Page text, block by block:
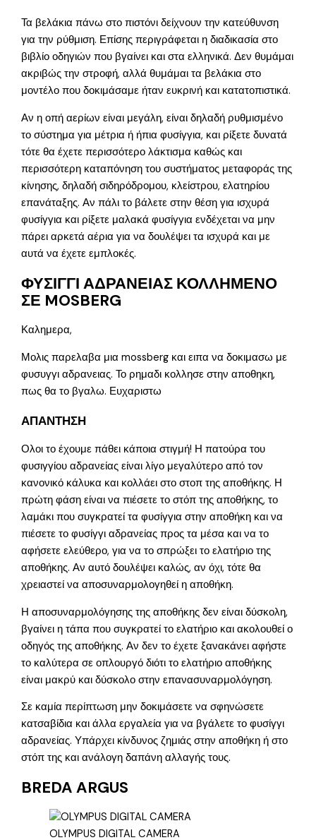
Τα βελάκια πάνω στο πιστόνι δείχνουν την κατεύθυνση
για την ρύθμιση. Επίσης περιγράφεται η διαδικασία στο
βιβλίο οδηγιών που βγαίνει και στα ελληνικά. Δεν θυμάμαι
ακριβώς την στροφή, αλλά θυμάμαι τα βελάκια στο
μοντέλο που δοκιμάσαμε ήταν ευκρινή και κατατοπιστικά.
Αν η οπή αερίων είναι μεγάλη, είναι δηλαδή ρυθμισμένο
το σύστημα για μέτρια ή ήπια φυσίγγια, και ρίξετε δυνατά
τότε θα έχετε περισσότερο λάκτισμα καθώς και
περισσότερη καταπόνηση του συστήματος μεταφοράς της
κίνησης, δηλαδή σιδηρόδρομου, κλείστρου, ελατηρίου
επανάταξης. Αν πάλι το βάλετε στην θέση για ισχυρά
φυσίγγια και ρίξετε μαλακά φυσίγγια ενδέχεται να μην
πάρει αρκετά αέρια για να δουλέψει τα ισχυρά και με
αυτά να έχετε εμπλοκές.
ΦΥΣΙΓΓΙ ΑΔΡΑΝΕΙΑΣ ΚΟΛΛΗΜΕΝΟ
ΣΕ MOSBERG
Καλημερα,
Μολις παρελαβα μια mossberg και ειπα να δοκιμασω με
φυσυγγι αδρανειας. Το ρημαδι κολλησε στην αποθηκη,
πως θα το βγαλω. Ευχαριστω
ΑΠΑΝΤΗΣΗ
Ολοι το έχουμε πάθει κάποια στιγμή! Η πατούρα του
φυσιγγίου αδρανείας είναι λίγο μεγαλύτερο από τον
κανονικό κάλυκα και κολλάει στο στοπ της αποθήκης. Η
πρώτη φάση είναι να πιέσετε το στόπ της αποθήκης, το
λαμάκι που συγκρατεί τα φυσίγγια στην αποθήκη και να
πιέσετε το φυσίγγι αδρανείας προς τα μέσα και να το
αφήσετε ελεύθερο, για να το σπρώξει το ελατήριο της
αποθήκης. Αν αυτό δουλέψει καλώς, αν όχι, τότε θα
χρειαστεί να αποσυναρμολογηθεί η αποθήκη.
Η αποσυναρμολόγησης της αποθήκης δεν είναι δύσκολη,
βγαίνει η τάπα που συγκρατεί το ελατήριο και ακολουθεί ο
οδηγός της αποθήκης. Αν δεν το έχετε ξανακάνει αφήστε
το καλύτερα σε οπλουργό διότι το ελατήριο αποθήκης
είναι μακρύ και δύσκολο στην επανασυναρμολόγηση.
Σε καμία περίπτωση μην δοκιμάσετε να σφηνώσετε
κατσαβίδια και άλλα εργαλεία για να βγάλετε το φυσίγγι
αδρανείας. Υπάρχει κίνδυνος ζημιάς στην αποθήκη ή στο
στόπ της και ανάλογη δαπάνη αλλαγής τους.
BREDA ARGUS
OLYMPUS DIGITAL CAMERA